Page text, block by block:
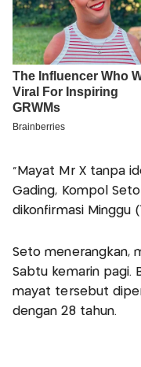
“Mayat Mr X tanpa
Gading, Kompol
dikonfirmasi Minggu
Seto menerangkan,
Sabtu kemarin pagi.
mayat tersebut
dengan 28 tahun.